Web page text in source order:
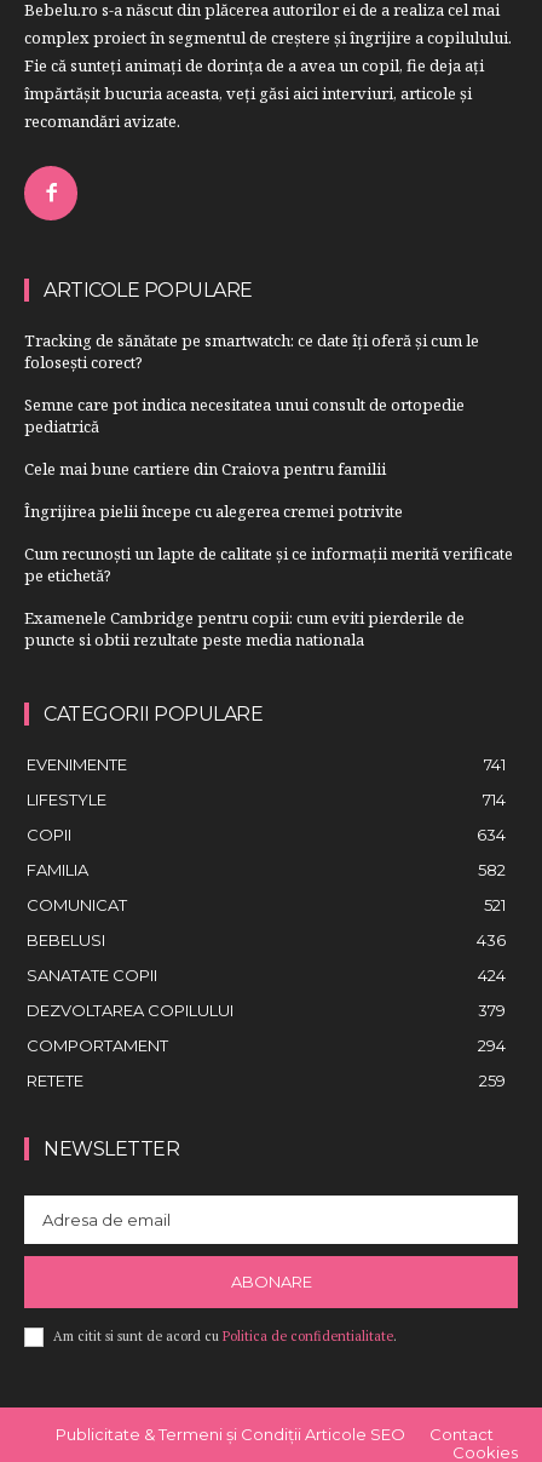
Bebelu.ro s-a născut din plăcerea autorilor ei de a realiza cel mai
complex proiect în segmentul de creştere şi îngrijire a copilulului.
Fie că sunteţi animaţi de dorinţa de a avea un copil, fie deja aţi
împărtăşit bucuria aceasta, veți găsi aici interviuri, articole şi
recomandări avizate.
ARTICOLE POPULARE
Tracking de sănătate pe smartwatch: ce date îți oferă și cum le
folosești corect?
Semne care pot indica necesitatea unui consult de ortopedie
pediatrică
Cele mai bune cartiere din Craiova pentru familii
Îngrijirea pielii începe cu alegerea cremei potrivite
Cum recunoști un lapte de calitate și ce informații merită verificate
pe etichetă?
Examenele Cambridge pentru copii: cum eviti pierderile de
puncte si obtii rezultate peste media nationala
CATEGORII POPULARE
EVENIMENTE
741
LIFESTYLE
714
COPII
634
FAMILIA
582
COMUNICAT
521
BEBELUSI
436
SANATATE COPII
424
DEZVOLTAREA COPILULUI
379
COMPORTAMENT
294
RETETE
259
NEWSLETTER
ABONARE
Am citit si sunt de acord cu Politica de confidentialitate.
Publicitate & Termeni și Condiții Articole SEO
Contact
Cookies